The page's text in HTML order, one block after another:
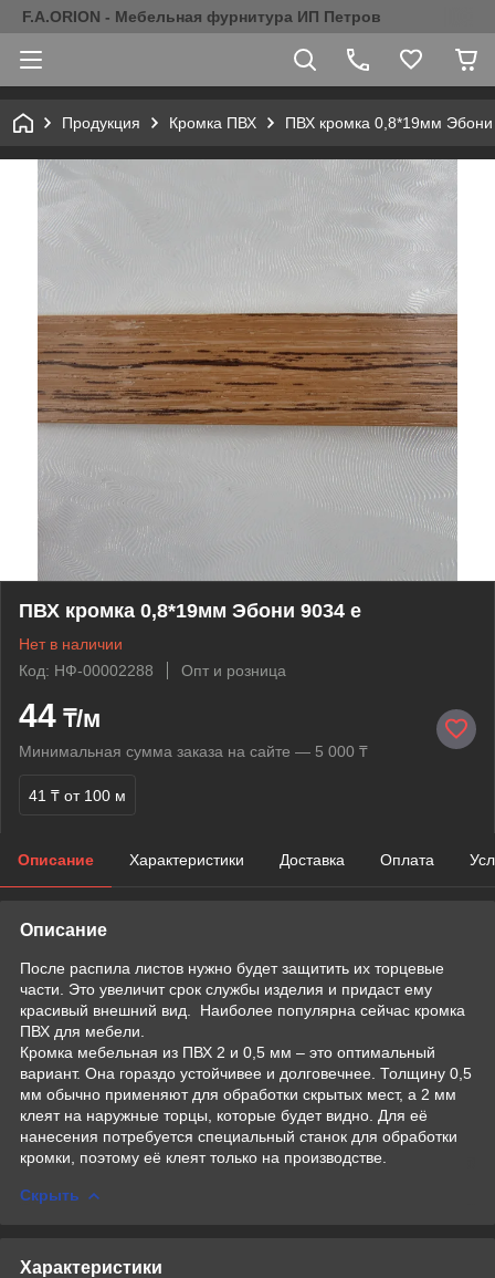
F.A.ORION - Мебельная фурнитура ИП Петров
Продукция Кромка ПВХ ПВХ кромка 0,8*19мм
ПВХ кромка 0,8*19мм Эбони 9034 е
Нет в наличии
Код: НФ-00002288
Опт и розница
44 ₸/м
Минимальная сумма заказа на сайте — 5 000 ₸
41 ₸ от 100 м
Описание Характеристики Доставка Оплата
Описание
После распила листов нужно будет защитить их торцевые
части. Это увеличит срок службы изделия и придаст ему
красивый внешний вид. Наиболее популярна сейчас кромка
ПВХ для мебели.
Кромка мебельная из ПВХ 2 и 0,5 мм – это оптимальный
вариант. Она гораздо устойчивее и долговечнее. Толщину 0,5
мм обычно применяют для обработки скрытых мест, а 2 мм
клеят на наружные торцы, которые будет видно. Для её
нанесения потребуется специальный станок для обработки
кромки, поэтому её клеят только на производстве.
Скрыть
Характеристики